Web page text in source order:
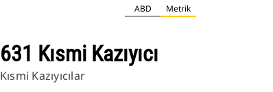
ABD Metrik
631 Kısmi Kazıyıcı
Kısmi Kazıyıcılar